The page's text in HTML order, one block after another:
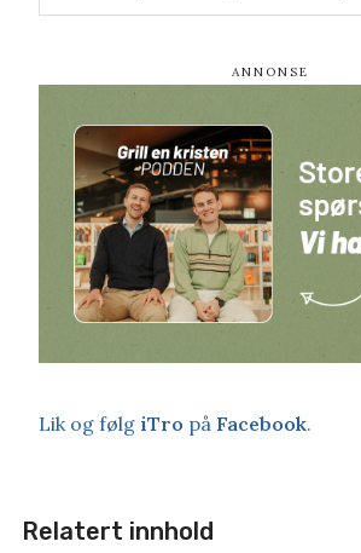
Lik og følg iTro på Facebook.
Relatert innhold